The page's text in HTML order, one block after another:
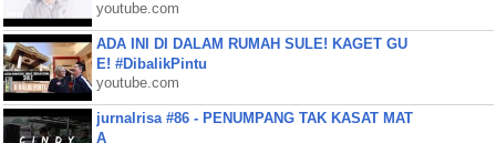
youtube.com
ADA INI DI DALAM RUMAH SULE! KAGET GU
E! #DibalikPintu
youtube.com
jurnalrisa #86 - PENUMPANG TAK KASAT MAT
A